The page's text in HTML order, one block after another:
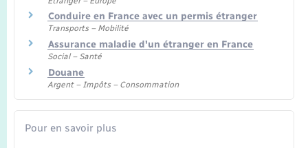
Conduire en France avec un permis étranger
Transports – Mobilité
Assurance maladie d'un étranger en France
Social – Santé
Douane
Argent – Impôts – Consommation
Pour en savoir plus